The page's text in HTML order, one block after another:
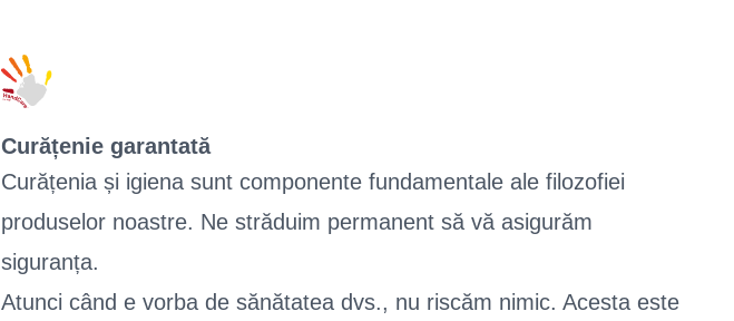
Curățenie garantată
Curățenia și igiena sunt componente fundamentale ale filozofiei
produselor noastre. Ne străduim permanent să vă asigurăm
siguranța.
Atunci când e vorba de sănătatea dvs., nu riscăm nimic. Acesta este